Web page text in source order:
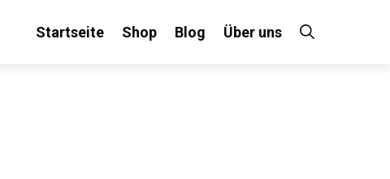
Startseite Shop Blog Über uns